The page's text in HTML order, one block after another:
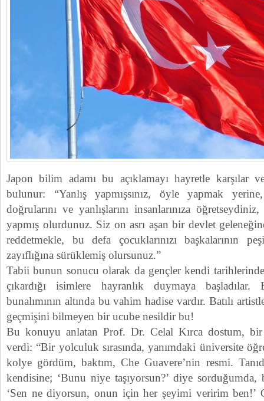
Japon bilim adamı bu açıklamayı hayretle karşılar
bulunur: “Yanlış yapmışsınız, öyle yapmak
doğrularını ve yanlışlarını insanlarınıza
yapmış olurdunuz. Siz on asrı aşan bir devlet
reddetmekle, bu defa çocuklarınızı başkalarının
zayıflığına sürüklemiş olursunuz.”
Tabii bunun sonucu olarak da gençler kendi
çıkardığı isimlere hayranlık duymaya
bunalımının altında bu vahim hadise vardır. Batılı
geçmişini bilmeyen bir ucube nesildir bu!
Bu konuyu anlatan Prof. Dr. Celal Kırca dostum,
verdi: “Bir yolculuk sırasında, yanımdaki üniversite
kolye gördüm, baktım, Che Guavere’nin resmi.
kendisine; ‘Bunu niye taşıyorsun?’ diye
‘Sen ne diyorsun, onun için her şeyimi veririm ben!’